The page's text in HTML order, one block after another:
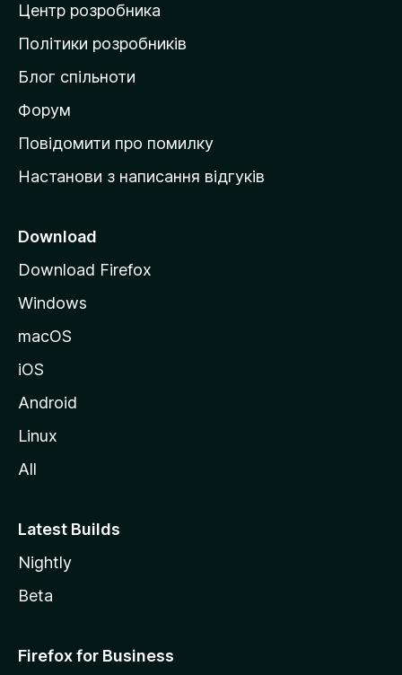
д
о
і
в
к
M
z
l
l
Центр розробника
Політики розробників
Блог спільноти
Форум
Повідомити про помилку
Настанови з написання відгуків
Download
Download Firefox
Windows
macOS
iOS
Android
Linux
All
Latest Builds
Nightly
Beta
Firefox for Business